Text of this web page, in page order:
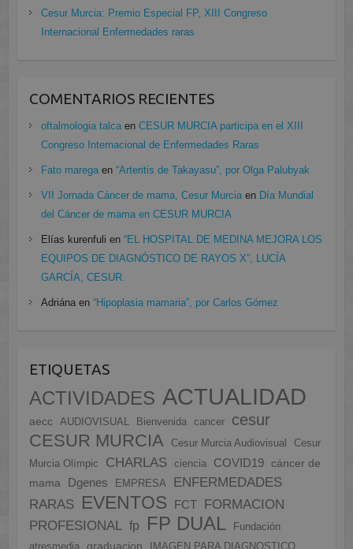
Cesur Murcia: Premio Especial FP, XIII Congreso
Internacional Enfermedades raras
COMENTARIOS RECIENTES
oftalmologia talcaen CESUR MURCIA participa en el XIII
Congreso Internacional de Enfermedades Raras
Fato maregaen “Arteritis de Takayasu”, por Olga Palubyak
VII Jornada Cáncer de mama, Cesur Murciaen Día Mundial
del Cáncer de mama en CESUR MURCIA
Elías kurenfuli en “EL HOSPITAL DE MEDINA MEJORA LOS
EQUIPOS DE DIAGNÓSTICO DE RAYOS X”, LUCÍA
GARCÍA, CESUR.
Adriánaen “Hipoplasia mamaria”, por Carlos Gómez
ETIQUETAS
ACTIVIDADES ACTUALIDAD
aecc AUDIOVISUAL Bienvenida cancer cesur
CESUR MURCIA Cesur Murcia Audiovisual
Cesur
Murcia Olímpic
CHARLAS ciencia COVID19
cáncer de
mama
Dgenes EMPRESA
ENFERMEDADES
RARAS EVENTOS FCT
FORMACION
PROFESIONAL fp FP DUAL
Fundación
atresmedia
graduacion IMAGEN PARA DIAGNOSTICO